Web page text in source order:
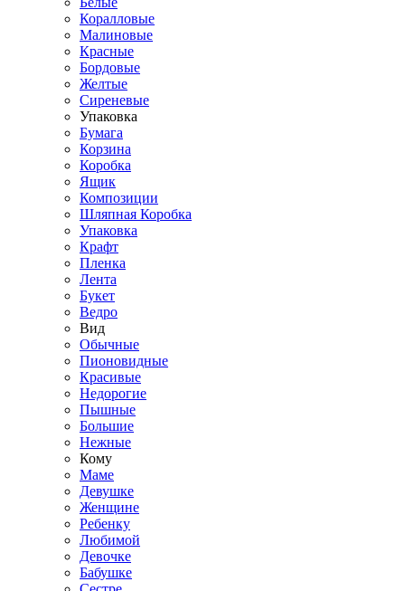
Коралловые
Малиновые
Красные
Бордовые
Желтые
Сиреневые
Упаковка
Бумага
Корзина
Коробка
Ящик
Композиции
Шляпная Коробка
Упаковка
Крафт
Пленка
Лента
Букет
Ведро
Вид
Обычные
Пионовидные
Красивые
Недорогие
Пышные
Большие
Нежные
Кому
Маме
Девушке
Женщине
Ребенку
Любимой
Девочке
Бабушке